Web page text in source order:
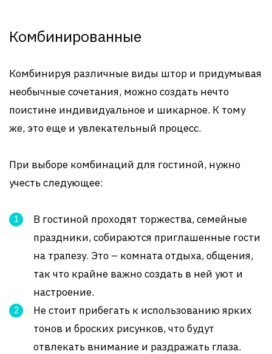
Комбинированные
Комбинируя различные виды штор и придумывая
необычные сочетания, можно создать нечто
поистине индивидуальное и шикарное. К тому
же, это еще и увлекательный процесс.
При выборе комбинаций для гостиной, нужно
учесть следующее:
В гостиной проходят торжества, семейные
праздники, собираются приглашенные гости
на трапезу. Это – комната отдыха, общения,
так что крайне важно создать в ней уют и
настроение.
Не стоит прибегать к использованию ярких
тонов и броских рисунков, что будут
отвлекать внимание и раздражать глаза.